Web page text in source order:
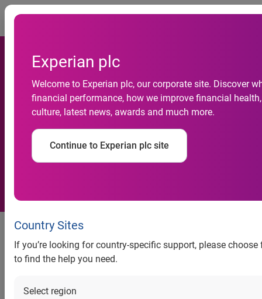
Experian plc
Welcome to Experian plc, our corporate site. Discover
financial performance, how we improve financial
culture, latest news, awards and much more.
Continue to Experian plc site
Country Sites
If you’re looking for country-specific support, please
to find the help you need.
Inadimplência do
consumidor registra a
primeira alta do ano,
Inadimplência do consumidor
registra a primeira alta do ano,